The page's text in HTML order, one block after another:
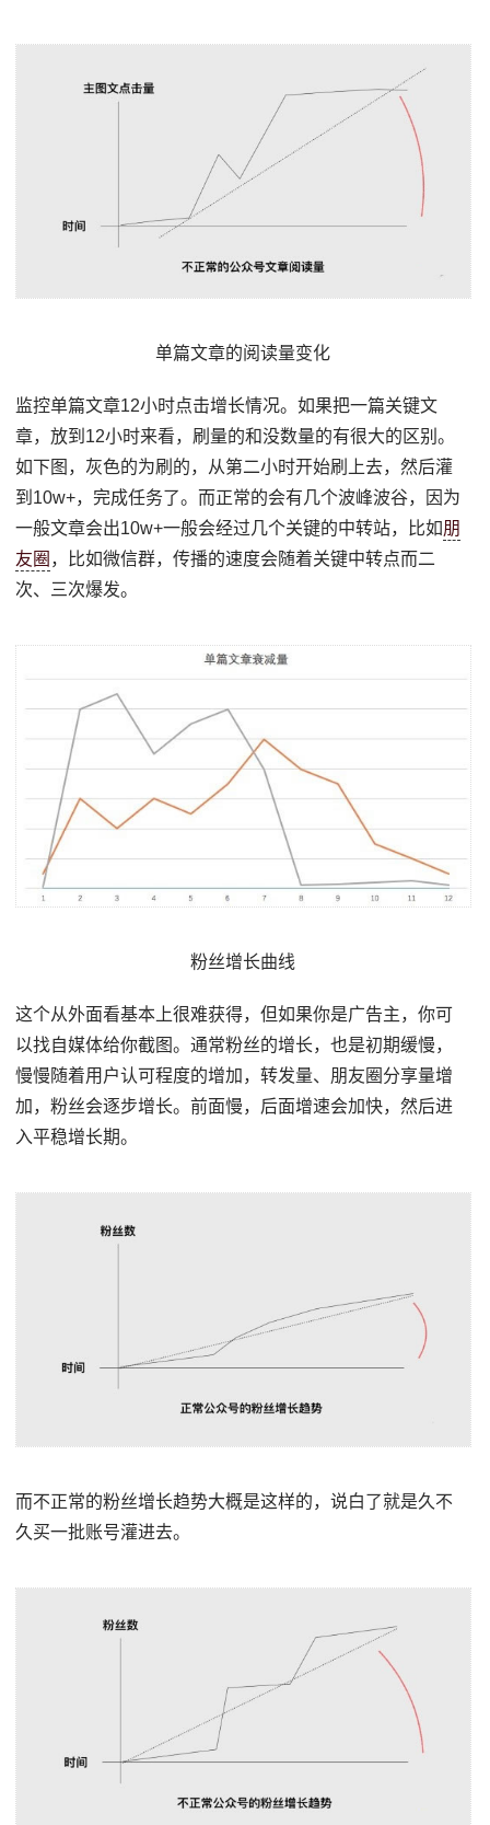
单篇文章的阅读量变化
监控单篇文章12小时点击增长情况。如果把一篇关键文
章，放到12小时来看，刷量的和没数量的有很大的区别。
如下图，灰色的为刷的，从第二小时开始刷上去，然后灌
到10w+，完成任务了。而正常的会有几个波峰波谷，因为
一般文章会出10w+一般会经过几个关键的中转站，比如朋
友圈 ，比如微信群，传播的速度会随着关键中转点而二
次、三次爆发。
粉丝增长曲线
这个从外面看基本上很难获得，但如果你是广告主，你可
以找自媒体给你截图。通常粉丝的增长，也是初期缓慢，
慢慢随着用户认可程度的增加，转发量、朋友圈分享量增
加，粉丝会逐步增长。前面慢，后面增速会加快，然后进
入平稳增长期。
而不正常的粉丝增长趋势大概是这样的，说白了就是久不
久买一批账号灌进去。